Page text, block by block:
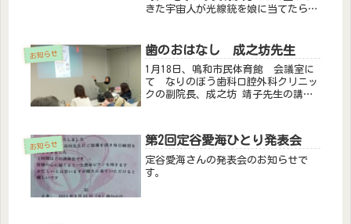
きた宇宙人が光線銃を娘に当てたら1
を思い出しました。「まだまだ臨床で
は使えない」とのことですが、いい
方...
お知らせ 歯のおはなし 成之坊先生
1月18日、鳴和市民体育館 会議室に
て なりのぼう歯科口腔外科クリニッ
クの副院長、成之坊 靖子先生の講習
して、またダウン症をお持ちのお子さ
んのお母様として、お話をしていた
だ...
お知らせ 第2回定谷愛海ひとり発表会
定谷愛海さんの発表会のお知らせで
す。